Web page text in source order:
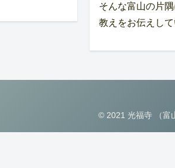
そんな富山の片
教えをお伝えして
© 2021 光福寺 （富